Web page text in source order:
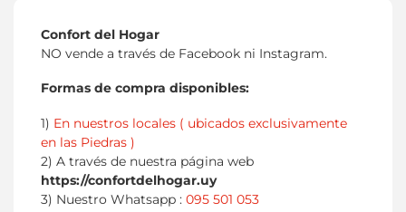
Confort del Hogar
NO vende a través de Facebook ni Instagram.
Formas de compra disponibles:
1) En nuestros locales ( ubicados exclusivamente
en las Piedras )
2) A través de nuestra página web
https://confortdelhogar.uy
3) Nuestro Whatsapp : 095 501 053